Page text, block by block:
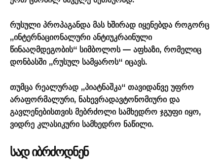
რუსული პროპაგანდა მას ხშირად იყენებდა როგორც
„ინტერნაციონალური ანტიუკრაინული
წინააღმდეგობის“ სიმბოლოს — აფხაზი, რომელიც
დონბასში „რუსულ სამყაროს“ იცავს.
თუმცა რეალურად „პიატნაშკა“ თავიდანვე უფრო
არაფორმალური, ნახევრადავტონომიური და
გავლენებისთვის მებრძოლი სამხედრო ჯგუფი იყო,
ვიდრე კლასიკური სამხედრო ნაწილი.
ᲡᲐᲓ ᲘᲑᲠᲫᲝᲓᲜᲔᲜ